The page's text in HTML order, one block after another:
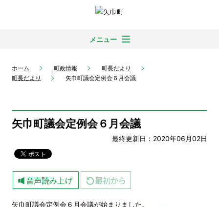
メニュー
ホーム 町政情報
町長だより
町長だより
矢巾町議会定例会６月会議
矢巾町議会定例会６月会議
最終更新日：2020年06月02日
矢巾町議会定例会６月会議が始まりました。